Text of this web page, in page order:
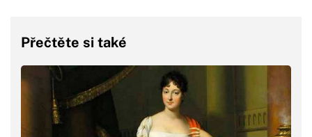
Přečtěte si také